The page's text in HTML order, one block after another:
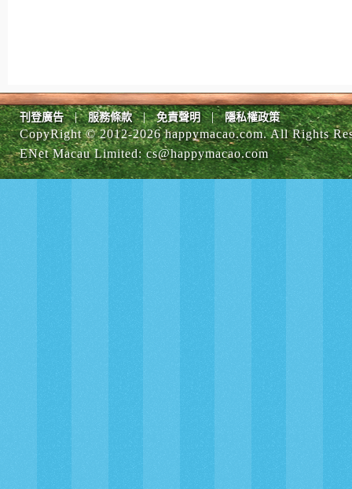
刊登廣告 | 服務條款 | 免責聲明 | 隱私權政策
CopyRight © 2012-2026 happymacao.com. All Rights
ENet Macau Limited:cs@happymacao.com